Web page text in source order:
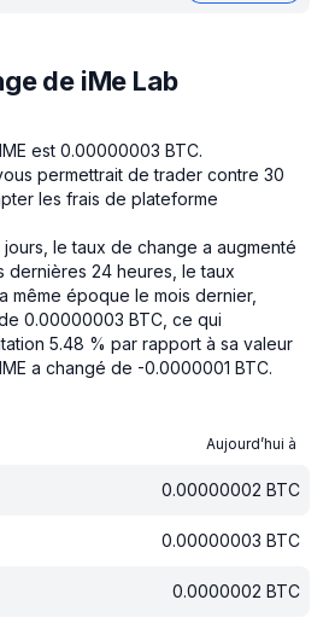
de iMe Lab
est 0.00000003 BTC.
permettrait de trader contre 30
les frais de plateforme
le taux de change a augmenté
dernières 24 heures, le taux
même époque le mois dernier,
0.00000003 BTC, ce qui
5.48 % par rapport à sa valeur
a changé de -0.0000001 BTC.
Aujourd’hui à
0.00000002 BTC
0.00000003 BTC
0.0000002 BTC